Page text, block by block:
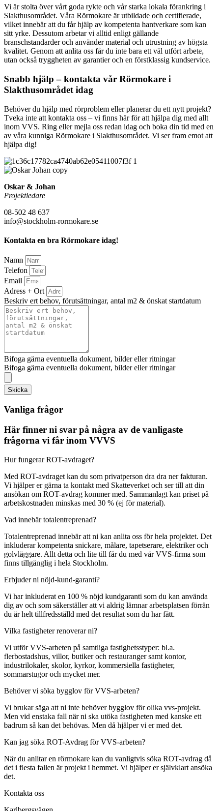
Vi är stolta över vårt goda rykte och vår starka lokala förankring i
Slakthusområdet. Våra Rörmokare är utbildade och certifierade,
vilket innebär att du får hjälp av kompetenta hantverkare som kan
sitt yrke. Dessutom arbetar vi alltid enligt gällande
branschstandarder och använder material och utrustning av högsta
kvalitet. Genom att anlita oss får du inte bara ett väl utfört arbete,
utan också tryggheten av garantier och en förstklassig kundservice.
Snabb hjälp – kontakta vår Rörmokare i
Slakthusområdet idag
Behöver du hjälp med rörproblem eller planerar du ett nytt projekt?
Tveka inte att kontakta oss – vi finns här för att hjälpa dig med allt
inom VVS. Ring eller mejla oss redan idag och boka din tid med en
av våra kunniga Rörmokare i Slakthusområdet. Vi ser fram emot att
hjälpa dig!
Oskar & Johan
Projektledare
08-502 48 637
info@stockholm-rormokare.se
Kontakta en bra Rörmokare idag!
Namn
Telefon
Email
Adress + Ort
Beskriv ert behov, förutsättningar, antal m2 & önskat startdatum
Bifoga gärna eventuella dokument, bilder eller ritningar
Bifoga gärna eventuella dokument, bilder eller ritningar
Skicka
Vanliga frågor
Här finner ni svar på några av de vanligaste
frågorna vi får inom VVVS
Hur fungerar ROT-avdraget?
Med ROT-avdraget kan du som privatperson dra dra ner fakturan.
Vi hjälper er gärna ta kontakt med Skatteverket och ser till att din
ansökan om ROT-avdrag kommer med. Sammanlagt kan priset på
arbetskostnaden minskas med 30 % (ej för material).
Vad innebär totalentreprenad?
Totalentreprenad innebär att ni kan anlita oss för hela projektet. Det
inkluderar kompetenta snickare, målare, tapetserare, elektriker och
golvläggare. Allt detta och lite till får du med vår VVS-firma som
finns tillgänglig i hela Stockholm.
Erbjuder ni nöjd-kund-garanti?
Vi har inkluderat en 100 % nöjd kundgaranti som du kan använda
dig av och som säkerställer att vi aldrig lämnar arbetsplatsen förrän
du är helt tillfredsställd med det resultat som du har fått.
Vilka fastigheter renoverar ni?
Vi utför VVS-arbeten på samtliga fastighetsstyper: bl.a.
flerbostadshus, villor, butiker och restauranger samt kontor,
industrilokaler, skolor, kyrkor, kommersiella fastigheter,
sommarstugor och mycket mer.
Behöver vi söka bygglov för VVS-arbeten?
Vi brukar säga att ni inte behöver bygglov för olika vvs-projekt.
Men vid enstaka fall när ni ska utöka fastigheten med kanske ett
badrum så kan det behövas. Men då hjälper vi er med det.
Kan jag söka ROT-Avdrag för VVS-arbeten?
När du anlitar en rörmokare kan du vanligtvis söka ROT-avdrag då
det i flesta fallen är projekt i hemmet. Vi hjälper er självklart ansöka
det.
Kontakta oss